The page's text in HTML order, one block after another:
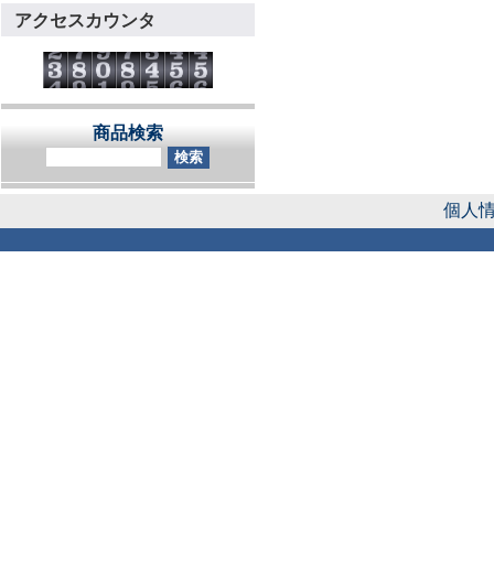
アクセスカウンタ
商品検索
個人